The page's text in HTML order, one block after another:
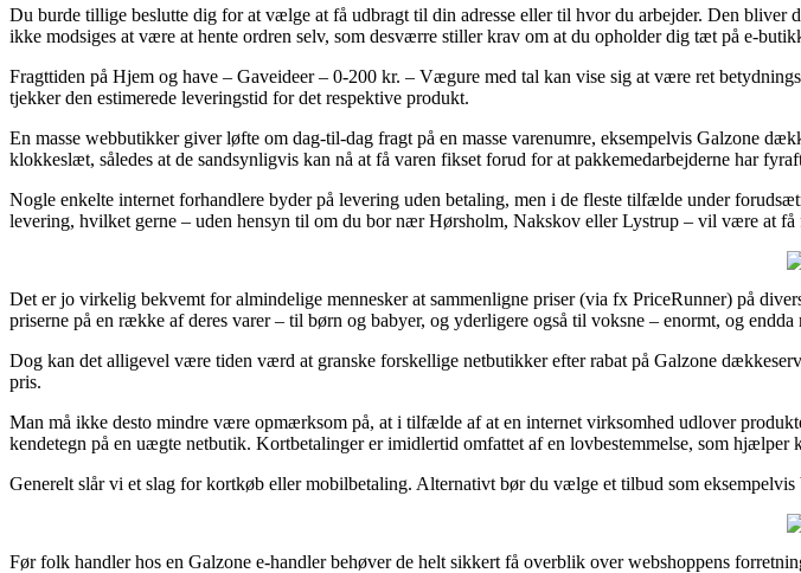
Du burde tillige beslutte dig for at vælge at få udbragt til din adresse eller til hvor du arbejder. Den bliver
ikke modsiges at være at hente ordren selv, som desværre stiller krav om at du opholder dig tæt på e-
Fragttiden på Hjem og have – Gaveideer – 0-200 kr. – Vægure med tal kan vise sig at være ret
tjekker den estimerede leveringstid for det respektive produkt.
En masse webbutikker giver løfte om dag-til-dag fragt på en masse varenumre, eksempelvis Galzone
klokkeslæt, således at de sandsynligvis kan nå at få varen fikset forud for at pakkemedarbejderne har
Nogle enkelte internet forhandlere byder på levering uden betaling, men i de fleste tilfælde under
levering, hvilket gerne – uden hensyn til om du bor nær Hørsholm, Nakskov eller Lystrup – vil være at få
Det er jo virkelig bekvemt for almindelige mennesker at sammenligne priser (via fx PriceRunner) på
priserne på en række af deres varer – til børn og babyer, og yderligere også til voksne – enormt, og
Dog kan det alligevel være tiden værd at granske forskellige netbutikker efter rabat på Galzone
pris.
Man må ikke desto mindre være opmærksom på, at i tilfælde af at en internet virksomhed udlover
kendetegn på en uægte netbutik. Kortbetalinger er imidlertid omfattet af en lovbestemmelse, som hjælper
Generelt slår vi et slag for kortkøb eller mobilbetaling. Alternativt bør du vælge et tilbud som
Før folk handler hos en Galzone e-handler behøver de helt sikkert få overblik over webshoppens